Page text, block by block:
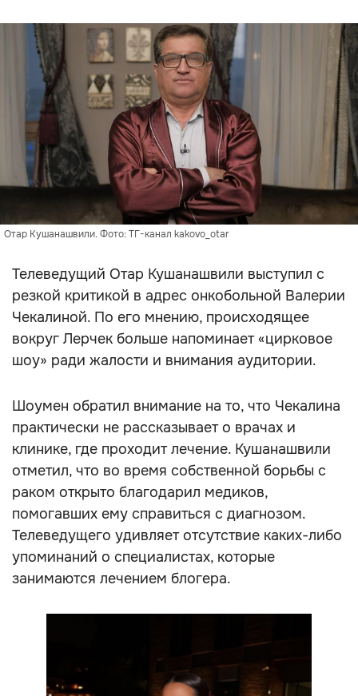
Отар Кушанашвили. Фото: ТГ-канал kakovo_otar
Телеведущий Отар Кушанашвили выступил с
резкой критикой в адрес онкобольной Валерии
Чекалиной. По его мнению, происходящее
вокруг Лерчек больше напоминает «цирковое
шоу» ради жалости и внимания аудитории.
Шоумен обратил внимание на то, что Чекалина
практически не рассказывает о врачах и
клинике, где проходит лечение. Кушанашвили
отметил, что во время собственной борьбы с
раком открыто благодарил медиков,
помогавших ему справиться с диагнозом.
Телеведущего удивляет отсутствие каких-либо
упоминаний о специалистах, которые
занимаются лечением блогера.